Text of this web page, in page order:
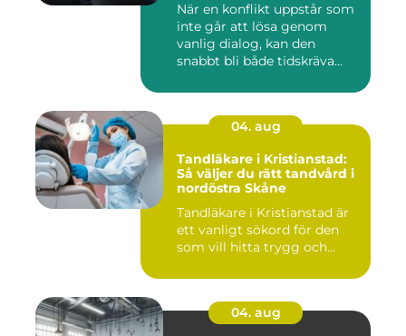
När en konflikt uppstår som
inte går att lösa genom
vanlig dialog, kan den
snabbt bli både tidskräva...
04. aug
Tandläkare i Kristianstad:
Så väljer du rätt tandvård i
nordöstra Skåne
Tandläkare i Kristianstad är
ett vanligt sökord för den
som vill hitta trygg och...
04. aug